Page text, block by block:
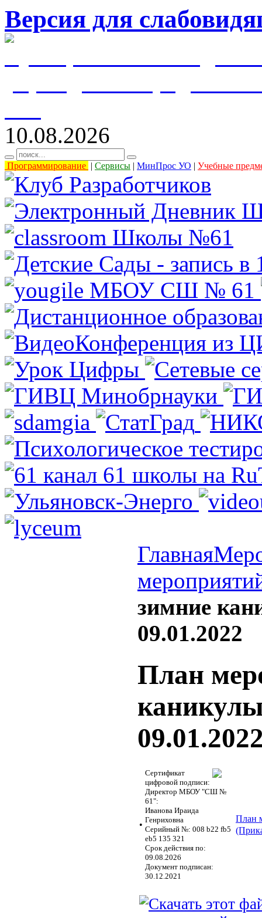
Версия для
10.08.2026
Программирование | Сервисы | МинПрос УО | Учебные
Главная
зимние
09.01.2022
План
•
Сертификат
цифровой подписи:
Директор МБОУ "СШ №
61":
Иванова Ираида
Генриховна
Серийный №: 008 b22 fb5
eb5 135 321
Срок действия по:
09.08.2026
Документ подписан:
30.12.2021
План